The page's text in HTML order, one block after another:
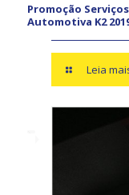
Promoção
Automotiva K2
Leia